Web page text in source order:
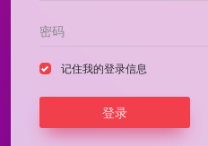
记住我的登录信息
登录